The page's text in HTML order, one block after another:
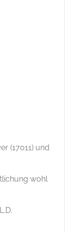
(17011) und
wohl